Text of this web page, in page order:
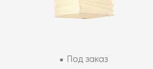
Под заказ